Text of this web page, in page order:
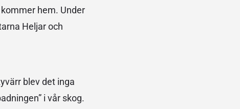
hem. Under
Heljar och
blev det inga
i vår skog.